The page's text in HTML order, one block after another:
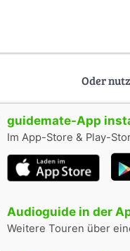
Oder
guidemate-App
Im App-Store & Play-
Audioguide in der
Weitere Touren über